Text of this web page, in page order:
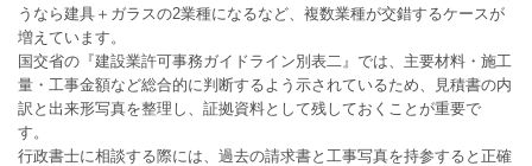
うなら建具＋ガラスの2業種になるなど、複数業種が交錯するケースが
増えています。
国交省の『建設業許可事務ガイドライン別表二』では、主要材料・施工
量・工事金額など総合的に判断するよう示されているため、見積書の内
訳と出来形写真を整理し、証拠資料として残しておくことが重要で
す。
行政書士に相談する際には、過去の請求書と工事写真を持参すると正確